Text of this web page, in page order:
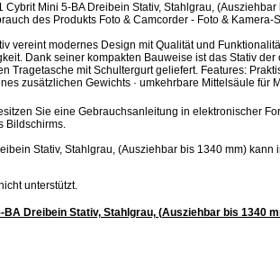
Mini 5-BA Dreibein Stativ, Stahlgrau,
des Produkts Foto & Camcorder - Foto & Kamera-
vereint modernes Design mit Qualität und
Dank seiner kompakten Bauweise ist das Stativ
Tragetasche mit Schultergurt geliefert. Features:
zusätzlichen Gewichts · umkehrbare Mittelsäule für
Sie eine Gebrauchsanleitung in elektronischer
Bildschirms.
Stativ, Stahlgrau, (Ausziehbar bis 1340 mm) kann
unterstützt.
Dreibein Stativ, Stahlgrau, (Ausziehbar bis 1340